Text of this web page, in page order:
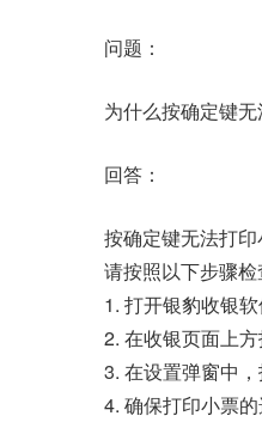
问题：
为什么按确定键
回答：
按确定键无法打印
请按照以下步骤检
1. 打开银豹收银软
2. 在收银页面上
3. 在设置弹窗中，
4. 确保打印小票